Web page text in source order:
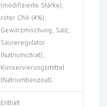
(modifizierte Stärke),
roter Chili (4%),
Gewürzmischung, Salz,
Säureregulator
(Natriumcitrat),
Konservierungsmittel
(Natriumbenzoat).
Enthält